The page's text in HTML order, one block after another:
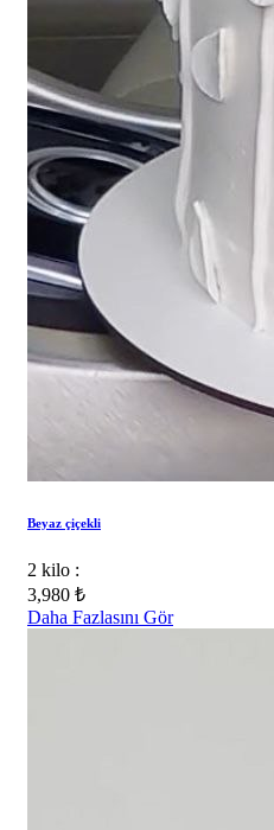
Beyaz çiçekli
2 kilo :
3,980 ₺
Daha Fazlasını Gör